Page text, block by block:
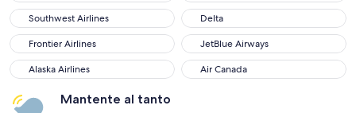
Southwest Airlines
Southwest Airlines Delta
Delta
Frontier Airlines
Frontier Airlines JetBlue Airways
JetBlue Airways
Alaska Airlines
Alaska Airlines Air Canada
Air Canada
Mantente al tanto